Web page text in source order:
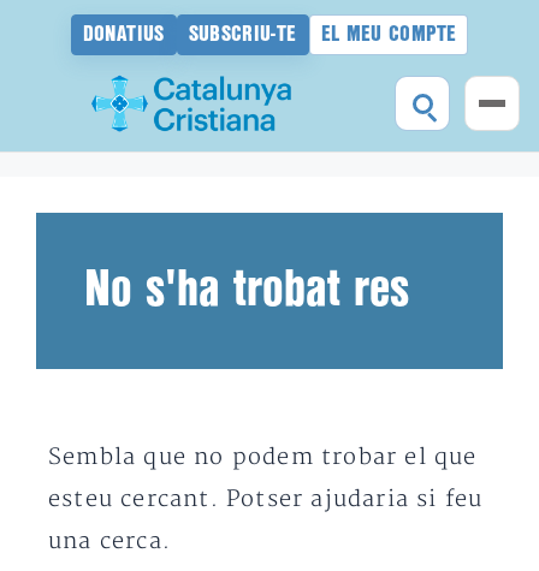
DONATIUS SUBSCRIU-TE EL MEU COMPTE
No s'ha trobat res
Sembla que no podem trobar el que
esteu cercant. Potser ajudaria si feu
una cerca.